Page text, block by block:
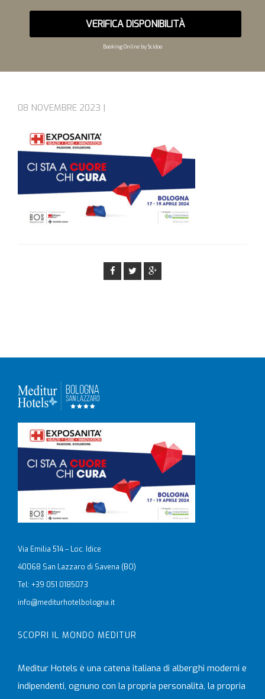
VERIFICA DISPONIBILITÀ
Booking Online by Scidoo
08 NOVEMBRE 2023 |
Via Emilia 514 – Loc. Idice
40068 San Lazzaro di Savena (BO)
Tel: +39 051 0185073
info@mediturhotelbologna.it
SCOPRI IL MONDO MEDITUR
Meditur Hotels è una catena italiana di alberghi moderni e
indipendenti, ognuno con la propria personalità, la propria